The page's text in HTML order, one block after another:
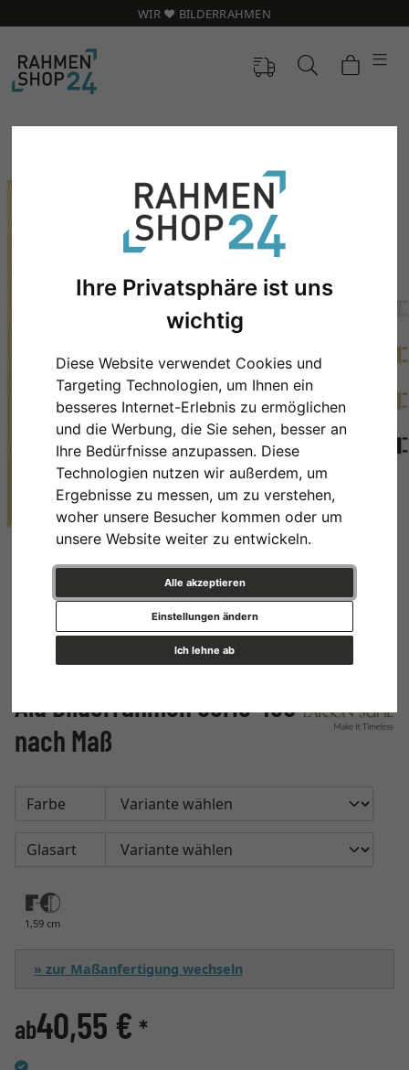
Ihre Privatsphäre ist uns
wichtig
Diese Website verwendet Cookies und
Targeting Technologien, um Ihnen ein
besseres Internet-Erlebnis zu ermöglichen
und die Werbung, die Sie sehen, besser an
Ihre Bedürfnisse anzupassen. Diese
Technologien nutzen wir außerdem, um
Ergebnisse zu messen, um zu verstehen,
woher unsere Besucher kommen oder um
unsere Website weiter zu entwickeln.
Alle akzeptieren
Ich lehne ab
Einstellungen ändern
WIR ❤️ BILDERRAHMEN
Zurück
Alu Bilderrahmen Serie 450
nach Maß
Farbe
Glasart
1,59 cm
» zur Maßanfertigung wechseln
ab40,55 € *